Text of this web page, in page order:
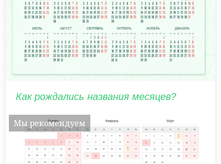
Как рождались названия месяцев?
Мы рекомендуем